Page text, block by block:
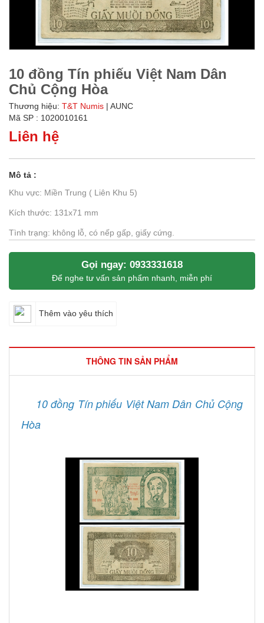
10 đồng Tín phiếu Việt Nam Dân
Chủ Cộng Hòa
Thương hiệu: T&T Numis | AUNC
Mã SP : 1020010161
Liên hệ
Mô tả :
Khu vực: Miền Trung ( Liên Khu 5)
Kích thước: 131x71 mm
Tình trạng: không lỗ, có nếp gấp, giấy cứng.
Gọi ngay: 0933331618
Để nghe tư vấn sản phẩm nhanh, miễn phí
Thêm vào yêu thích
THÔNG TIN SẢN PHẨM
10 đồng Tín phiếu Việt Nam Dân Chủ Cộng
Hòa